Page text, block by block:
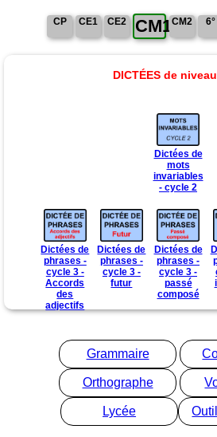
CP CE1 CE2 CM1CM2 6°
DICTÉES de
Dictées de
mots
invariables
- cycle 2
Dictées de
phrases -
cycle 3 -
Accords
des
adjectifs
Dictées de
phrases -
cycle 3 -
futur
Dictées de
phrases -
cycle 3 -
passé
composé
Grammaire
Orthographe
Lycée